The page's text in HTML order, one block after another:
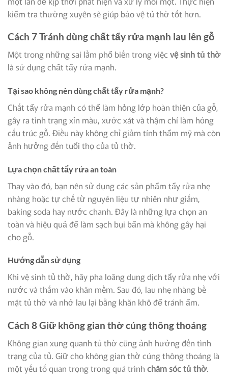
kiểm tra thường xuyên sẽ giúp bảo vệ tủ thờ tốt hơn.
Cách 7 Tránh dùng chất tẩy rửa mạnh lau lên gỗ
Một trong những sai lầm phổ biến trong việc vệ sinh tủ thờ
là sử dụng chất tẩy rửa mạnh.
Tại sao không nên dùng chất tẩy rửa mạnh?
Chất tẩy rửa mạnh có thể làm hỏng lớp hoàn thiện của gỗ,
gây ra tình trạng xỉn màu, xước xát và thậm chí làm hỏng
cấu trúc gỗ. Điều này không chỉ giảm tính thẩm mỹ mà còn
ảnh hưởng đến tuổi thọ của tủ thờ.
Lựa chọn chất tẩy rửa an toàn
Thay vào đó, bạn nên sử dụng các sản phẩm tẩy rửa nhẹ
nhàng hoặc tự chế từ nguyên liệu tự nhiên như giấm,
baking soda hay nước chanh. Đây là những lựa chọn an
toàn và hiệu quả để làm sạch bụi bẩn mà không gây hại
cho gỗ.
Hướng dẫn sử dụng
Khi vệ sinh tủ thờ, hãy pha loãng dung dịch tẩy rửa nhẹ với
nước và thấm vào khăn mềm. Sau đó, lau nhẹ nhàng bề
mặt tủ thờ và nhớ lau lại bằng khăn khô để tránh ẩm.
Cách 8 Giữ không gian thờ cúng thông thoáng
Không gian xung quanh tủ thờ cũng ảnh hưởng đến tình
trạng của tủ. Giữ cho không gian thờ cúng thông thoáng là
một yếu tố quan trọng trong quá trình chăm sóc tủ thờ.